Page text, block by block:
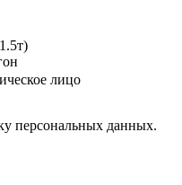
лицо
персональных данных.